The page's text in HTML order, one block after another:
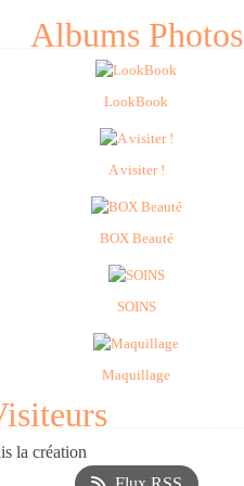
Albums Photos
LookBook
A visiter !
BOX Beauté
SOINS
Maquillage
la création